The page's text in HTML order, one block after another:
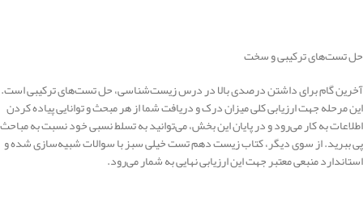
حل تست‌های ترکیبی و سخت
آخرین گام برای داشتن درصدی بالا در درس زیست‌شناسی، حل تست‌های ترکیبی است.
این مرحله جهت ارزیابی کلی میزان درک و دریافت شما از هر مبحث و توانایی پیاده کردن
اطلاعات به کار می‌رود و در پایان این بخش، می‌توانید به تسلط نسبی خود نسبت به مباحث
پی ببرید. از سوی دیگر، کتاب زیست دهم تست خیلی سبز با سوالات شبیه‌سازی شده و
استاندارد منبعی معتبر جهت این ارزیابی نهایی به شمار می‌رود.